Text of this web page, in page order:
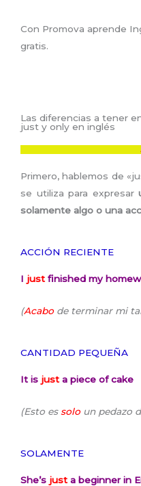
Con Promova aprende
gratis.
Las diferencias a tener
just y only en inglés
Primero, hablemos de
se utiliza para expresar
solamente algo o una
ACCIÓN RECIENTE
I just finished my
(Acabode terminar mi
CANTIDAD PEQUEÑA
It is just a piece of cake
(Esto es soloun pedazo
SOLAMENTE
She’s just a beginner in